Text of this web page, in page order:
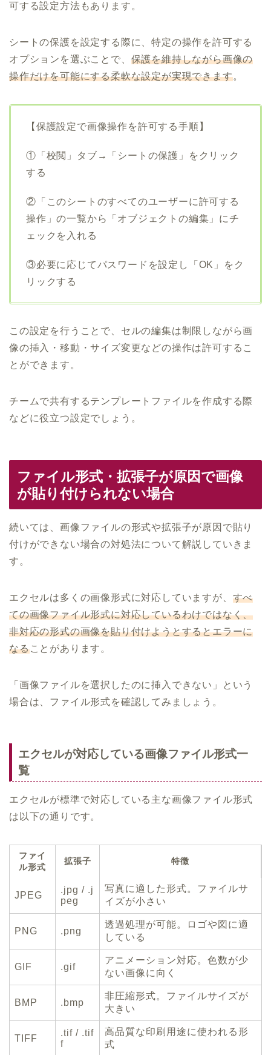
可する設定方法もあります。
シートの保護を設定する際に、特定の操作を許可する
オプションを選ぶことで、 保護を維持しながら画像の
操作だけを可能にする柔軟な設定が実現できます。
【保護設定で画像操作を許可する手順】
①「校閲」タブ→「シートの保護」をクリック
する
②「このシートのすべてのユーザーに許可する
操作」の一覧から「オブジェクトの編集」にチ
ェックを入れる
③必要に応じてパスワードを設定し「OK」をク
リックする
この設定を行うことで、セルの編集は制限しながら画
像の挿入・移動・サイズ変更などの操作は許可するこ
とができます。
チームで共有するテンプレートファイルを作成する際
などに役立つ設定でしょう。
ファイル形式・拡張子が原因で画像
が貼り付けられない場合
続いては、画像ファイルの形式や拡張子が原因で貼り
付けができない場合の対処法について解説していきま
す。
エクセルは多くの画像形式に対応していますが、 すべ
ての画像ファイル形式に対応しているわけではなく、
非対応の形式の画像を貼り付けようとするとエラーに
なることがあります。
「画像ファイルを選択したのに挿入できない」という
場合は、ファイル形式を確認してみましょう。
エクセルが対応している画像ファイル形式一
覧
エクセルが標準で対応している主な画像ファイル形式
は以下の通りです。
ファイ
ル形式
拡張子 特徴
JPEG
.jpg / .j
peg
写真に適した形式。ファイルサ
イズが小さい
PNG .png
透過処理が可能。ロゴや図に適
している
GIF .gif
アニメーション対応。色数が少
ない画像に向く
BMP .bmp
非圧縮形式。ファイルサイズが
大きい
TIFF
.tif / .tif
f
高品質な印刷用途に使われる形
式